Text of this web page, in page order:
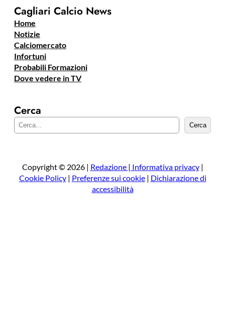
Cagliari Calcio News
Home
Notizie
Calciomercato
Infortuni
Probabili Formazioni
Dove vedere in TV
Cerca
e
a
Cerca
Copyright © 2026 | Redazione | Informativa privacy|
Cookie Policy| Preferenze sui cookie| Dichiarazione di
accessibilità